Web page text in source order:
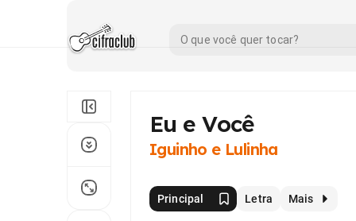
Eu e Você
Iguinho e Lulinha
Principal Letra Mais